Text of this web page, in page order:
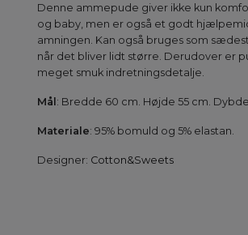
Denne ammepude giver ikke kun
og baby, men er også et godt
amningen. Kan også bruges som
når det bliver lidt større. Derudover er
meget smuk indretningsdetalje.
Mål: Bredde 60 cm. Højde 55 cm. Dybde
Materiale: 95% bomuld og 5% elastan.
Designer: Cotton&Sweets